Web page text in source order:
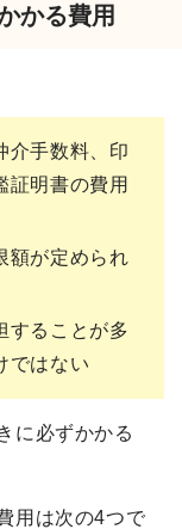
かる費用
介手数料、印
証明書の費用
額が定められ
することが多
ではない
に必ずかかる
用は次の4つで